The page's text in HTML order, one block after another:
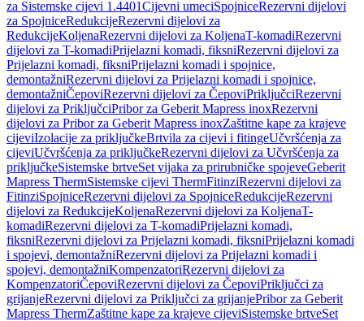
za Sistemske cijevi 1.4401Cijevni umeciSpojniceRezervni dijelovi
za SpojniceRedukcijeRezervni dijelovi za
RedukcijeKoljenaRezervni dijelovi za KoljenaT-komadiRezervni
dijelovi za T-komadiPrijelazni komadi, fiksniRezervni dijelovi za
Prijelazni komadi, fiksniPrijelazni komadi i spojnice,
demontažniRezervni dijelovi za Prijelazni komadi i spojnice,
demontažniČepoviRezervni dijelovi za ČepoviPriključciRezervni
dijelovi za PriključciPribor za Geberit Mapress inoxRezervni
dijelovi za Pribor za Geberit Mapress inoxZaštitne kape za krajeve
cijeviIzolacije za priključkeBrtvila za cijevi i fitingeUčvršćenja za
cijeviUčvršćenja za priključkeRezervni dijelovi za Učvršćenja za
priključkeSistemske brtveSet vijaka za prirubničke spojeveGeberit
Mapress ThermSistemske cijevi ThermFitinziRezervni dijelovi za
FitinziSpojniceRezervni dijelovi za SpojniceRedukcijeRezervni
dijelovi za RedukcijeKoljenaRezervni dijelovi za KoljenaT-
komadiRezervni dijelovi za T-komadiPrijelazni komadi,
fiksniRezervni dijelovi za Prijelazni komadi, fiksniPrijelazni komadi
i spojevi, demontažniRezervni dijelovi za Prijelazni komadi i
spojevi, demontažniKompenzatoriRezervni dijelovi za
KompenzatoriČepoviRezervni dijelovi za ČepoviPriključci za
grijanjeRezervni dijelovi za Priključci za grijanjePribor za Geberit
Mapress ThermZaštitne kape za krajeve cijeviSistemske brtveSet